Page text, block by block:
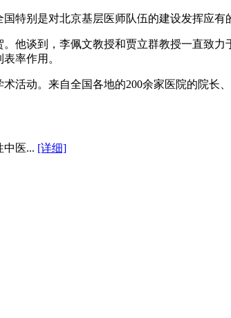
别是对北京基层医师队伍的建设发挥应有
谈到，李佩文教授和贾立群教授一直致力
率作用。
动。来自全国各地的200余家医院的院长
中医... [详细]